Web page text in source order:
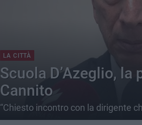
LA CITTÀ
Scuola D’Azeglio,
Cannito
“Chiesto incontro con la dirigente